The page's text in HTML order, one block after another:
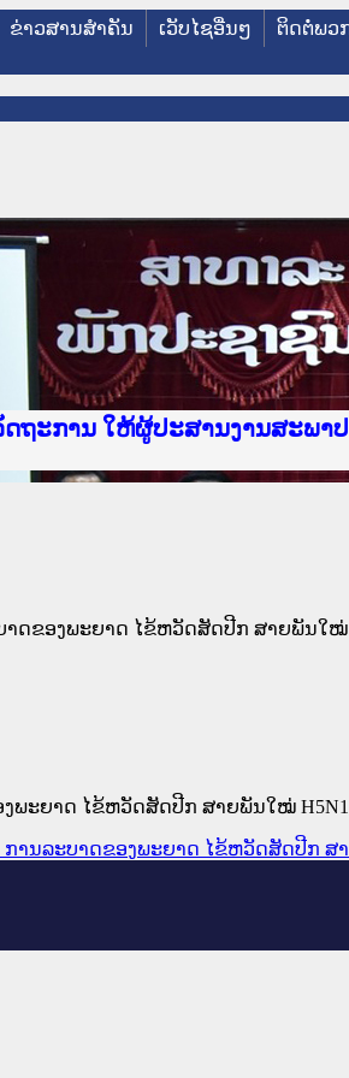
ຂ່າວສານສໍາຄັນ ເວັບໄຊອື່ນໆ ຕິດຕໍ່ພວ
ແລະ ແອັບກົດໝາຍລາວ ທີ່ ສະຖ
ຖະການ ໃຫ້ຜູ້ປະສານງານສະພາ
ກງານຈົດໝາຍເຫດທາງລັດຖະກ
ຫດທາງລັດຖະການ ສຳລັບ ພາກກ
ຫດທາງລັດຖະການ ສຳລັບ ພາກໃ
ໝາຍເຫດທາງລັດຖະການ ທີ່ ວິທ
າຍເຫດທາງລັດຖະການ ທີ່ ວິທະ
ການໃຫ້ຜູ້ປະສານງານຂັ້ນແຂວງພ
ະການ ໃຫ້ຜູ້ປະສານງານສະພາ
ດຂອງພະຍາດ ໄຂ້ຫວັດສັດປີກ ສາຍພັນໃ
ພະຍາດ ໄຂ້ຫວັດສັດປີກ ສາຍພັນໃໝ່
ານລະບາດຂອງພະຍາດ ໄຂ້ຫວັດສັດປີກ